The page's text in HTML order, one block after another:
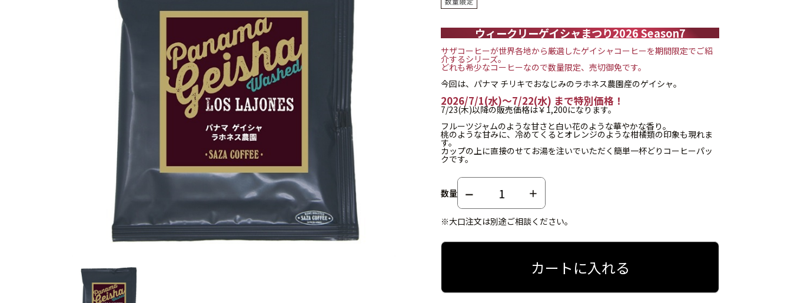
ウィークリーゲイシャまつり2026 Season7
サザコーヒーが世界各地から厳選したゲイシャコーヒーを期間限定でご紹
介するシリーズ。
どれも希少なコーヒーなので数量限定、売切御免です。
今回は、パナマ チリキでおなじみのラホネス農園産のゲイシャ。
2026/7/1(水)～7/22(水) まで特別価格！
7/23(木)以降の販売価格は￥1,200になります。
フルーツジャムのような甘さと白い花のような華やかな香り。
桃のような甘みに、冷めてくるとオレンジのような柑橘類の印象も現れま
す。
カップの上に直接のせてお湯を注いでいただく簡単一杯どりコーヒーパッ
クです。
数量
※大口注文は別途ご相談ください。
カートに入れる